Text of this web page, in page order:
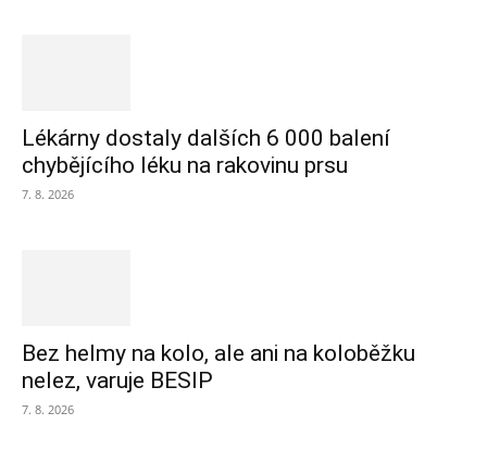
Lékárny dostaly dalších 6 000 balení
chybějícího léku na rakovinu prsu
7. 8. 2026
Bez helmy na kolo, ale ani na koloběžku
nelez, varuje BESIP
7. 8. 2026